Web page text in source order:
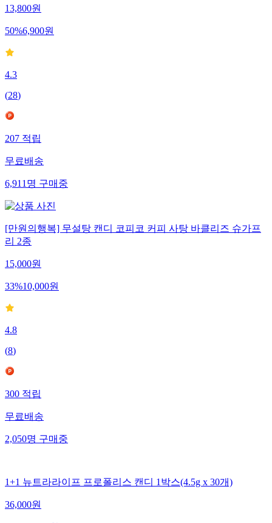
13,800원
50%6,900원
4.3
(28)
207 적립
무료배송
6,911 명 구매중
[만원의행복] 무설탕 캔디 코피코 커피 사탕 바클리즈 슈가프
리 2종
15,000원
33%10,000원
4.8
(8)
300 적립
무료배송
2,050명 구매중
1+1 뉴트라라이프 프로폴리스 캔디 1박스(4.5g x 30개)
36,000원